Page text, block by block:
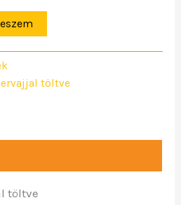
töltve
töltve